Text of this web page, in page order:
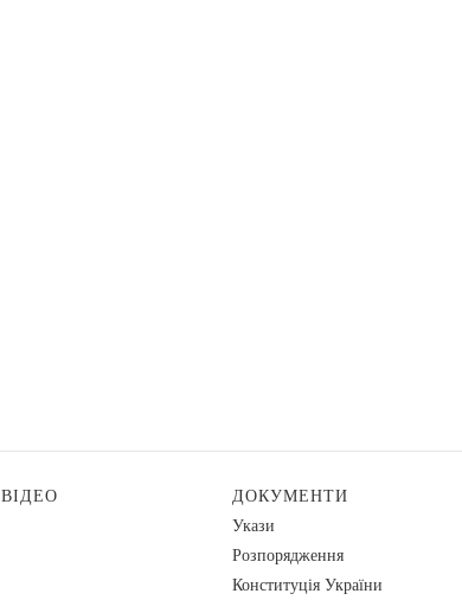
ВІДЕО
ДОКУМЕНТИ
Укази
Розпорядження
Конституція України